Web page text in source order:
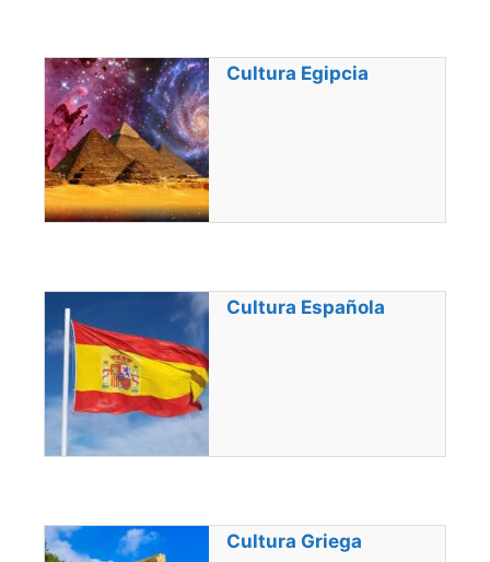
Cultura Egipcia
Cultura Española
Cultura Griega